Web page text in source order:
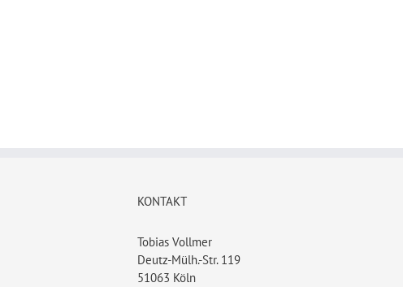
KONTAKT
Tobias Vollmer
Deutz-Mülh.-Str. 119
51063 Köln